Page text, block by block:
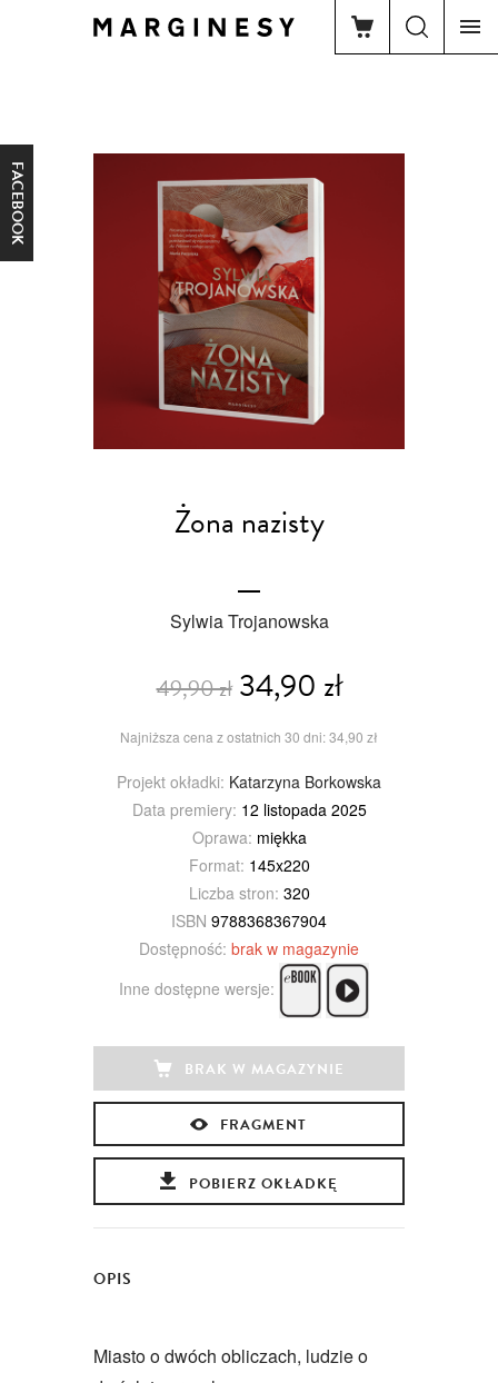
FACEBOOK
Żona nazisty
Sylwia Trojanowska
49,90 zł34,90 zł
Najniższa cena z ostatnich 30 dni: 34,90 zł
Projekt okładki: Katarzyna Borkowska
Data premiery: 12 listopada 2025
Oprawa: miękka
Format: 145x220
Liczba stron: 320
ISBN 9788368367904
Dostępność: brak w magazynie
Inne dostępne wersje:
BRAK W MAGAZYNIE
FRAGMENT
POBIERZ OKŁADKĘ
OPIS
Miasto o dwóch obliczach, ludzie o